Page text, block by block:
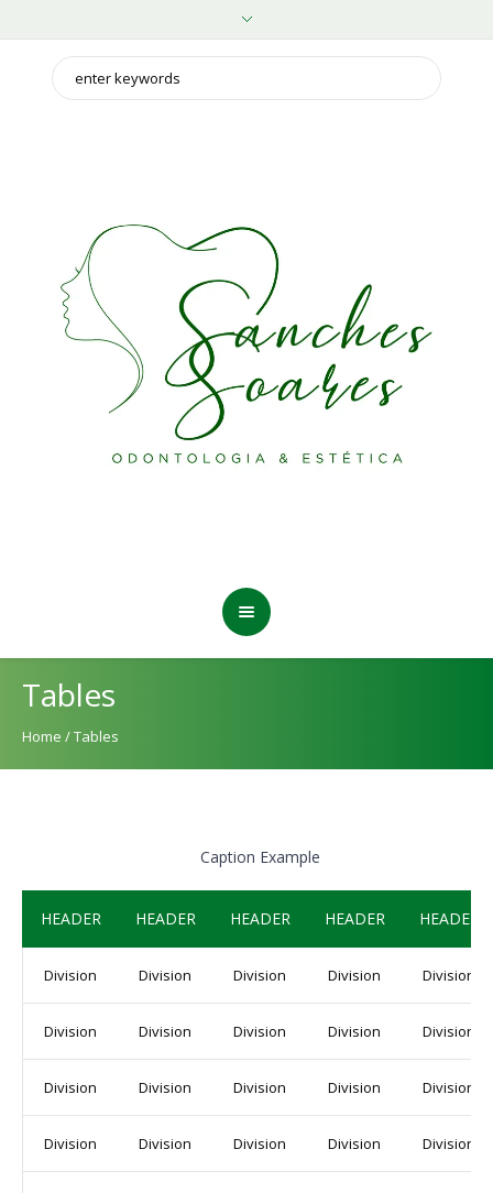
Tables
Home /Tables
Caption Example
HEADER HEADER HEADER HEADER HEADER
Division Division Division Division Division
Division Division Division Division Division
Division Division Division Division Division
Division Division Division Division Division